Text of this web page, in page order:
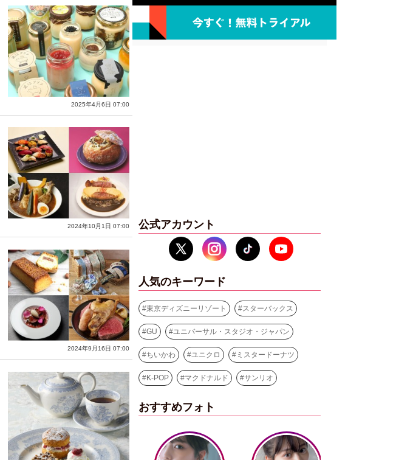
2025年4月6日 07:00
2024年10月1日 07:00
2024年9月16日 07:00
公式アカウント
人気のキーワード
#東京ディズニーリゾート #スターバックス
#GU #ユニバーサル・スタジオ・ジャパン
#ちいかわ #ユニクロ # ミスタードーナツ
#K-POP #マクドナルド #サンリオ
おすすめフォト